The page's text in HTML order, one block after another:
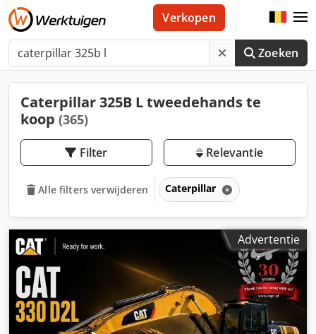
Zoeken
Verkopen
Caterpillar 325B L tweedehands te
koop (365)
Filter Relevantie
Alle filters verwijderen Caterpillar
Advertentie